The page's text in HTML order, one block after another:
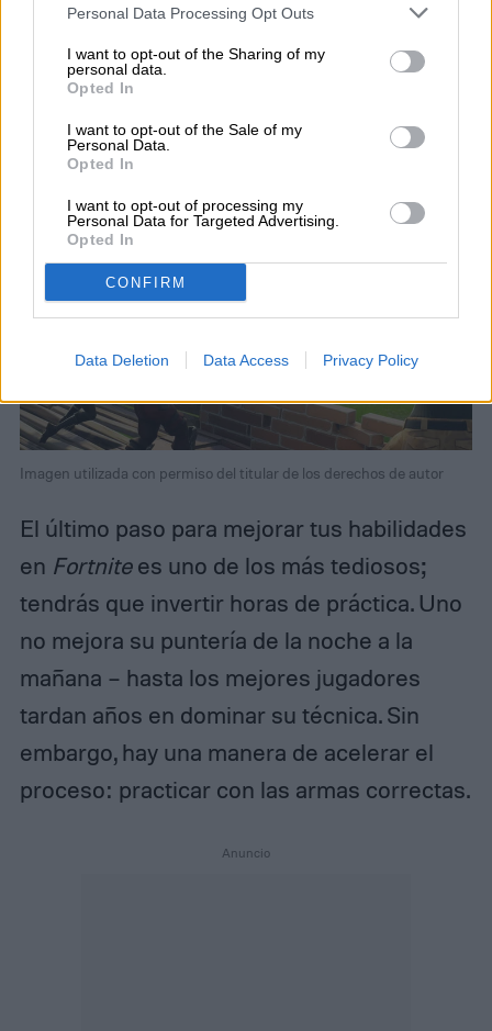
Personal Data Processing Opt Outs
I want to opt-out of the Sharing of my
personal data.
Opted In
I want to opt-out of the Sale of my
Personal Data.
Opted In
I want to opt-out of processing my
Personal Data for Targeted Advertising.
Opted In
CONFIRM
Data Deletion Data Access Privacy Policy
batalla.
Practica tu puntería con las
mejores armas
Imagen utilizada con permiso del titular de los derechos de autor
El último paso para mejorar tus habilidades
en Fortnitees uno de los más tediosos;
tendrás que invertir horas de práctica. Uno
no mejora su puntería de la noche a la
mañana – hasta los mejores jugadores
tardan años en dominar su técnica. Sin
embargo, hay una manera de acelerar el
proceso: practicar con las armas correctas.